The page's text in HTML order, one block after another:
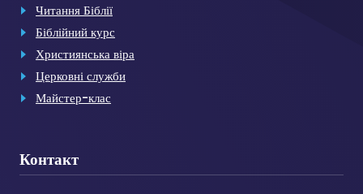
Читання Біблії
Біблійний курс
Християнська віра
Церковні служби
Майстер-клас
Контакт